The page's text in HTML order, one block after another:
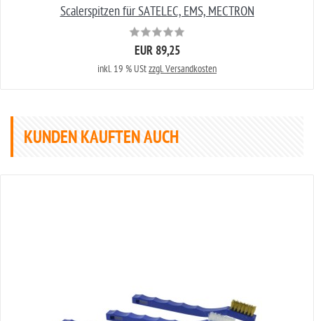
Scalerspitzen für SATELEC, EMS, MECTRON
EUR 89,25
inkl. 19 % UStzzgl. Versandkosten
KUNDEN KAUFTEN AUCH